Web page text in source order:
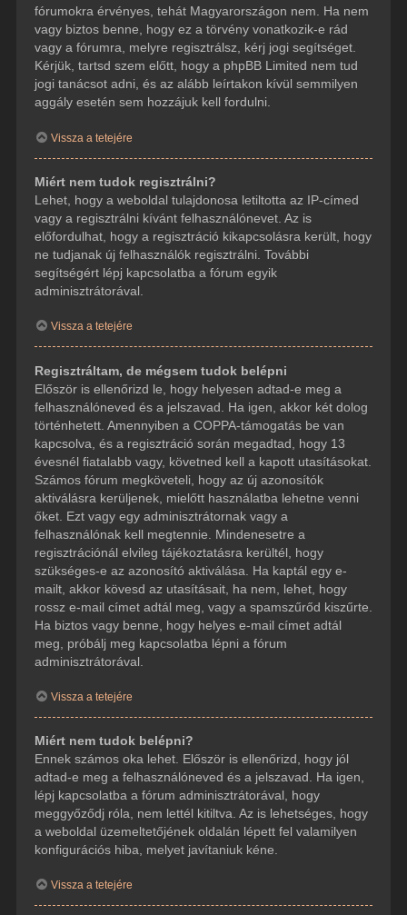
fórumokra érvényes, tehát Magyarországon nem. Ha nem
vagy biztos benne, hogy ez a törvény vonatkozik-e rád
vagy a fórumra, melyre regisztrálsz, kérj jogi segítséget.
Kérjük, tartsd szem előtt, hogy a phpBB Limited nem tud
jogi tanácsot adni, és az alább leírtakon kívül semmilyen
aggály esetén sem hozzájuk kell fordulni.
Vissza a tetejére
Miért nem tudok regisztrálni?
Lehet, hogy a weboldal tulajdonosa letiltotta az IP-címed
vagy a regisztrálni kívánt felhasználónevet. Az is
előfordulhat, hogy a regisztráció kikapcsolásra került, hogy
ne tudjanak új felhasználók regisztrálni. További
segítségért lépj kapcsolatba a fórum egyik
adminisztrátorával.
Vissza a tetejére
Regisztráltam, de mégsem tudok belépni
Először is ellenőrizd le, hogy helyesen adtad-e meg a
felhasználóneved és a jelszavad. Ha igen, akkor két dolog
történhetett. Amennyiben a COPPA-támogatás be van
kapcsolva, és a regisztráció során megadtad, hogy 13
évesnél fiatalabb vagy, követned kell a kapott utasításokat.
Számos fórum megköveteli, hogy az új azonosítók
aktiválásra kerüljenek, mielőtt használatba lehetne venni
őket. Ezt vagy egy adminisztrátornak vagy a
felhasználónak kell megtennie. Mindenesetre a
regisztrációnál elvileg tájékoztatásra kerültél, hogy
szükséges-e az azonosító aktiválása. Ha kaptál egy e-
mailt, akkor kövesd az utasításait, ha nem, lehet, hogy
rossz e-mail címet adtál meg, vagy a spamszűrőd kiszűrte.
Ha biztos vagy benne, hogy helyes e-mail címet adtál
meg, próbálj meg kapcsolatba lépni a fórum
adminisztrátorával.
Vissza a tetejére
Miért nem tudok belépni?
Ennek számos oka lehet. Először is ellenőrizd, hogy jól
adtad-e meg a felhasználóneved és a jelszavad. Ha igen,
lépj kapcsolatba a fórum adminisztrátorával, hogy
meggyőződj róla, nem lettél kitiltva. Az is lehetséges, hogy
a weboldal üzemeltetőjének oldalán lépett fel valamilyen
konfigurációs hiba, melyet javítaniuk kéne.
Vissza a tetejére